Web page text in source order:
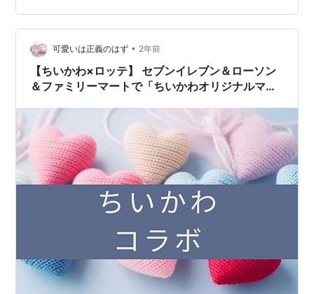
可愛いは正義のはず • 2年前
【ちいかわ×ロッテ】 セブンイレブン＆ローソン
＆ファミリーマートで「ちいかわオリジナルマル